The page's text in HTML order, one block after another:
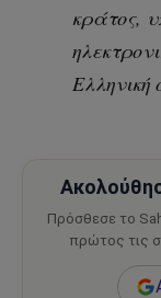
κράτος,
Πρόσθεσε το
πρώτος τις